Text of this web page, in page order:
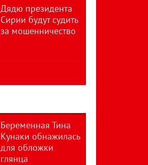
Дядю президента
Сирии будут судить
за мошенничество
Беременная Тина
Кунаки обнажилась
для обложки
глянца